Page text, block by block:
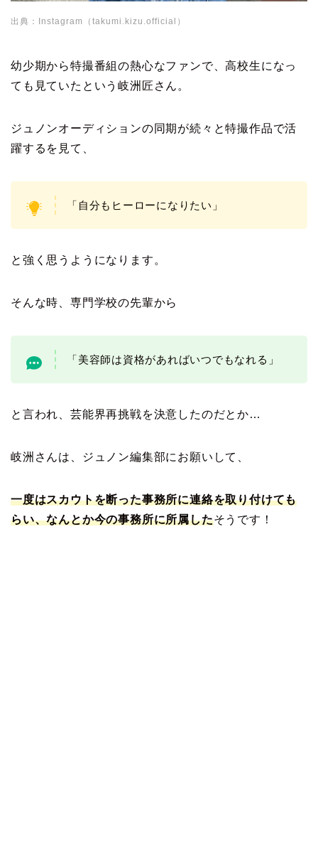
出典：Instagram（takumi.kizu.official）
幼少期から特撮番組の熱心なファンで、高校生になっ
ても見ていたという岐洲匠さん。
ジュノンオーディションの同期が続々と特撮作品で活
躍するを見て、
「自分もヒーローになりたい」
と強く思うようになります。
そんな時、専門学校の先輩から
「美容師は資格があればいつでもなれる」
と言われ、芸能界再挑戦を決意したのだとか…
岐洲さんは、ジュノン編集部にお願いして、
一度はスカウトを断った事務所に連絡を取り付けても
らい、なんとか今の事務所に所属したそうです！